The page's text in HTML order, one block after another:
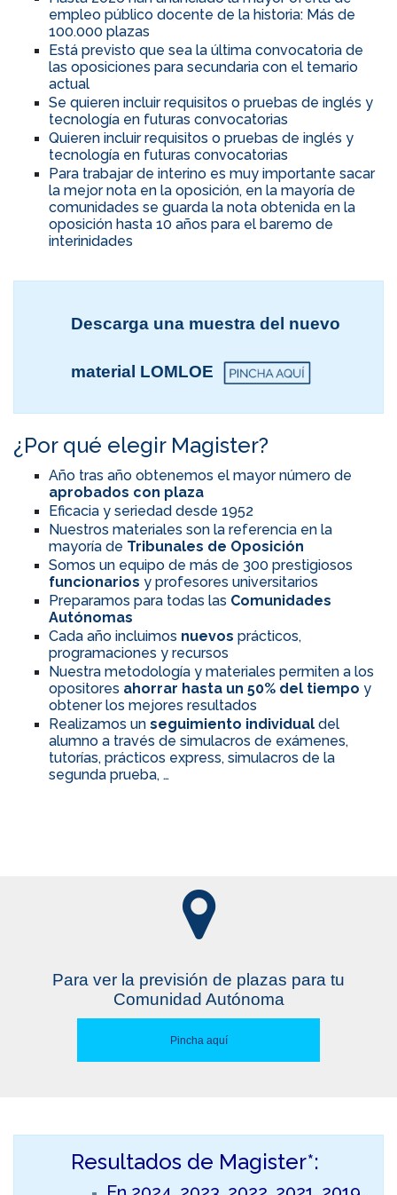
empleo público docente de la historia: Más de
100.000 plazas
Está previsto que sea la última convocatoria de
las oposiciones para secundaria con el temario
actual
Se quieren incluir requisitos o pruebas de inglés y
tecnología en futuras convocatorias
Quieren incluir requisitos o pruebas de inglés y
tecnología en futuras convocatorias
Para trabajar de interino es muy importante sacar
la mejor nota en la oposición, en la mayoría de
comunidades se guarda la nota obtenida en la
oposición hasta 10 años para el baremo de
interinidades
Descarga una muestra del nuevo
material LOMLOE
¿Por qué elegir Magister?
Año tras año obtenemos el mayor número de
aprobados con plaza
Eficacia y seriedad desde 1952
Nuestros materiales son la referencia en la
mayoría de Tribunales de Oposición
Somos un equipo de más de 300 prestigiosos
funcionarios y profesores universitarios
Preparamos para todas las Comunidades
Autónomas
Cada año incluimos nuevos prácticos,
programaciones y recursos
Nuestra metodología y materiales permiten a los
opositores ahorrar hasta un 50% del tiempo y
obtener los mejores resultados
Realizamos un seguimiento individual del
alumno a través de simulacros de exámenes,
tutorías, prácticos express, simulacros de la
segunda prueba, …
Para ver la previsión de plazas para tu
Comunidad Autónoma
Pincha aquí
Resultados de Magister*: